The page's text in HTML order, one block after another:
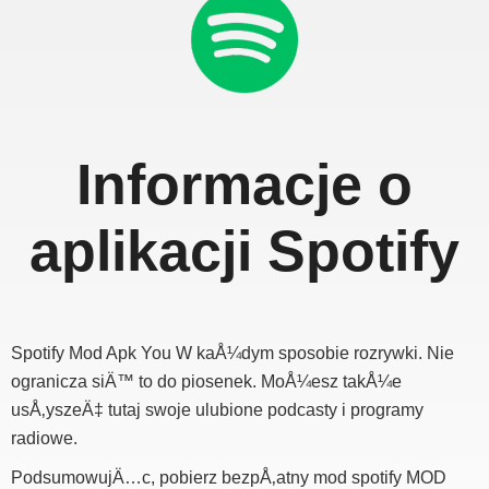
Informacje o
aplikacji Spotify
Spotify Mod Apk You W kaÅ¼dym sposobie rozrywki. Nie
ogranicza siÄ™ to do piosenek. MoÅ¼esz takÅ¼e
usÅ‚yszeÄ‡ tutaj swoje ulubione podcasty i programy
radiowe.
PodsumowujÄ…c, pobierz bezpÅ‚atny mod spotify MOD